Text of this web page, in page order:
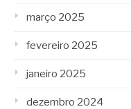
março 2025
fevereiro 2025
janeiro 2025
dezembro 2024